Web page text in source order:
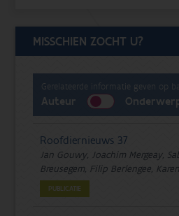
MISSCHIEN ZOCHT U?
Gerelateerde informatie geven op
Auteur
Roofdiernieuws 37
Jan Gouwy, Joachim Mergeay,
Breusegem, Filip Berlengee,
PUBLICATIE